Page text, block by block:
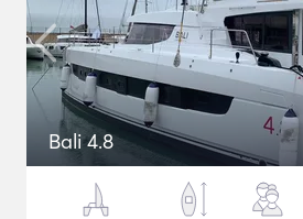
Bali 4.8